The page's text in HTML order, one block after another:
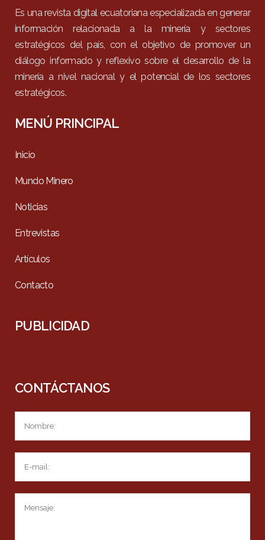
Es una revista digital ecuatoriana especializada en generar
información relacionada a la minería y sectores
estratégicos del país, con el objetivo de promover un
diálogo informado y reflexivo sobre el desarrollo de la
minería a nivel nacional y el potencial de los sectores
estratégicos.
MENÚ PRINCIPAL
Inicio
Mundo Minero
Noticias
Entrevistas
Artículos
Contacto
PUBLICIDAD
CONTÁCTANOS